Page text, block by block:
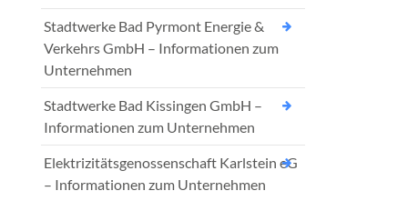
Stadtwerke Bad Pyrmont Energie &
Verkehrs GmbH – Informationen zum
Unternehmen
Stadtwerke Bad Kissingen GmbH –
Informationen zum Unternehmen
Elektrizitätsgenossenschaft Karlstein eG
– Informationen zum Unternehmen